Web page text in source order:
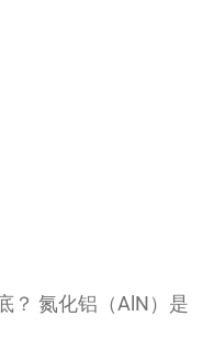
？ 氮化铝（AlN）是